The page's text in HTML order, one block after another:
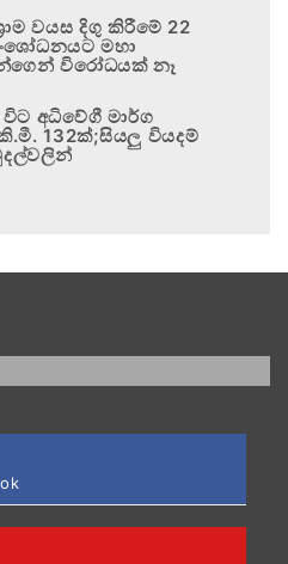
වයස දිගු කිරීමේ 22
මහා
විරෝධයක් නෑ
අධිවේගී මාර්ග
132ක්;සියලු වියදම්